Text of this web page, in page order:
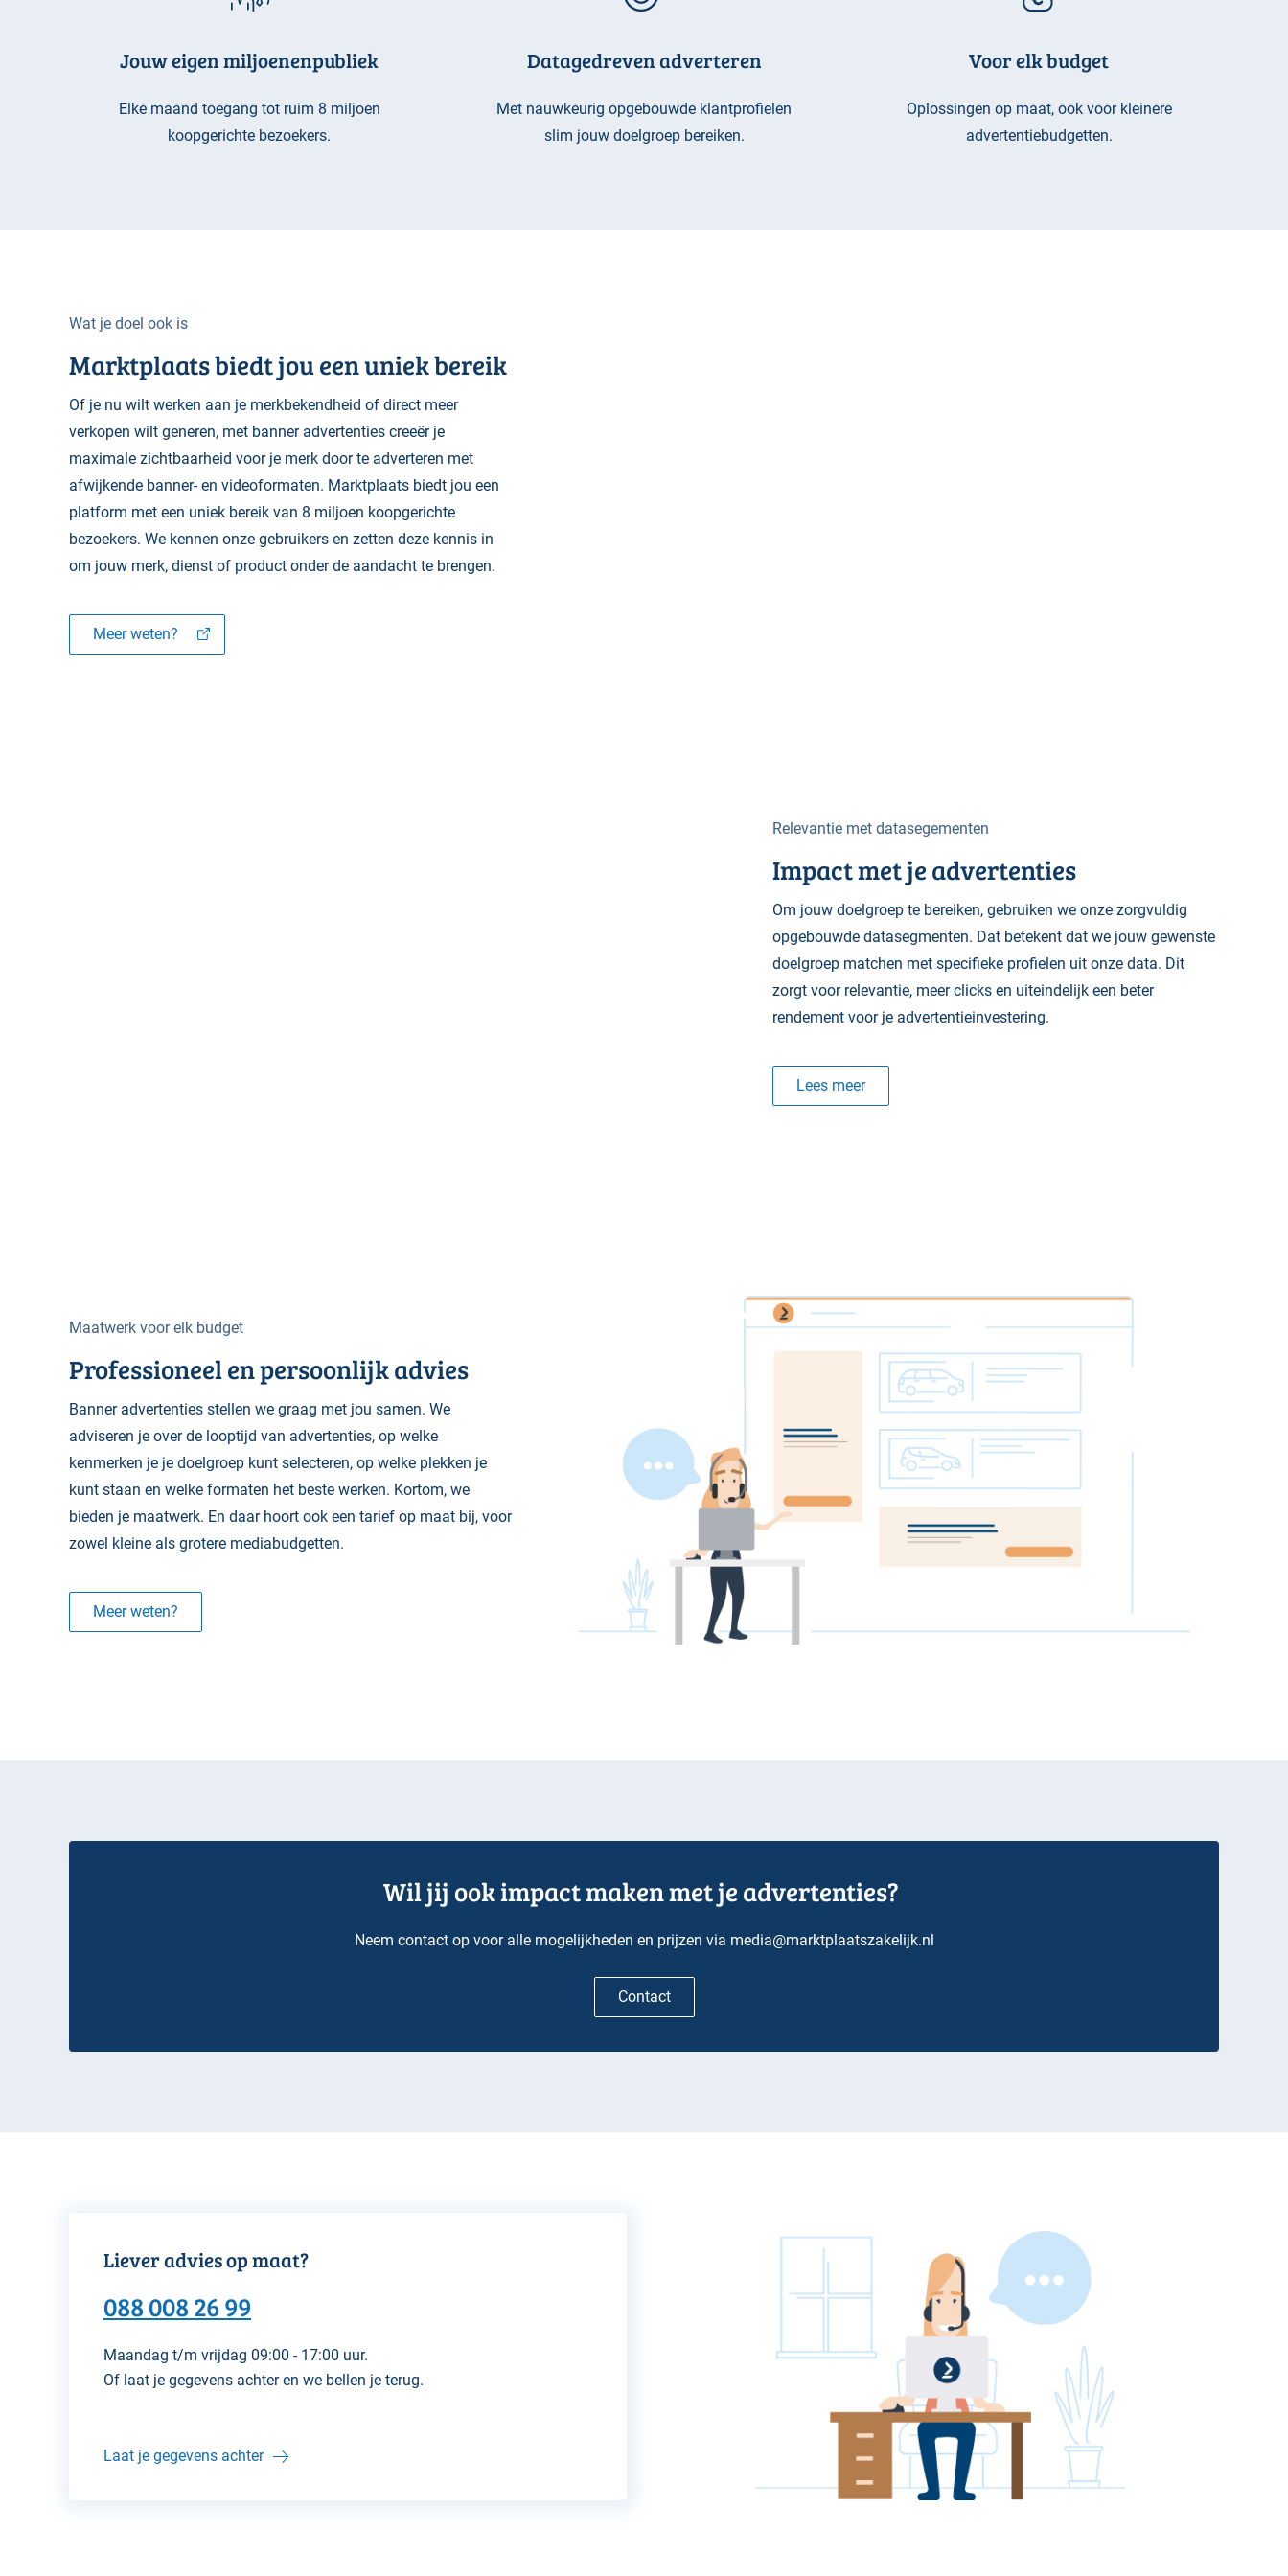
Jouw eigen miljoenenpubliek
Elke maand toegang tot ruim 8 miljoen
koopgerichte bezoekers.
Datagedreven adverteren
Met nauwkeurig opgebouwde klantprofielen
slim jouw doelgroep bereiken.
Voor elk budget
Oplossingen op maat, ook voor kleinere
advertentiebudgetten.
Wat je doel ook is
Marktplaats biedt jou een uniek bereik
Of je nu wilt werken aan je merkbekendheid of direct meer
verkopen wilt generen, met banner advertenties creeër je
maximale zichtbaarheid voor je merk door te adverteren met
afwijkende banner- en videoformaten. Marktplaats biedt jou een
platform met een uniek bereik van 8 miljoen koopgerichte
bezoekers. We kennen onze gebruikers en zetten deze kennis in
om jouw merk, dienst of product onder de aandacht te brengen.
Meer weten?
Relevantie met datasegementen
Impact met je advertenties
Om jouw doelgroep te bereiken, gebruiken we onze zorgvuldig
opgebouwde datasegmenten. Dat betekent dat we jouw gewenste
doelgroep matchen met specifieke profielen uit onze data. Dit
zorgt voor relevantie, meer clicks en uiteindelijk een beter
rendement voor je advertentieinvestering.
Lees meer
Maatwerk voor elk budget
Professioneel en persoonlijk advies
Banner advertenties stellen we graag met jou samen. We
adviseren je over de looptijd van advertenties, op welke
kenmerken je je doelgroep kunt selecteren, op welke plekken je
kunt staan en welke formaten het beste werken. Kortom, we
bieden je maatwerk. En daar hoort ook een tarief op maat bij, voor
zowel kleine als grotere mediabudgetten.
Meer weten?
Wil jij ook impact maken met je advertenties?
Neem contact op voor alle mogelijkheden en prijzen via media@marktplaatszakelijk.nl
Contact
Liever advies op maat?
088 008 26 99
Maandag t/m vrijdag 09:00 - 17:00 uur.
Of laat je gegevens achter en we bellen je terug.
Laat je gegevens achter